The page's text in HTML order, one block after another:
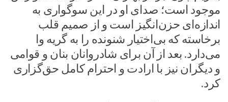
موجود است؛ صدای او در این سوگواری به
اندازه‌ای حزن‌انگیز است و از صمیم قلب
برخاسته که بی‌اختیار شنونده را به گریه وا
می‌دارد. بعد از آن برای شادروانان بنان و قوامی
و دیگران نیز با ارادت و احترام کامل حق‌گزاری
کرد.